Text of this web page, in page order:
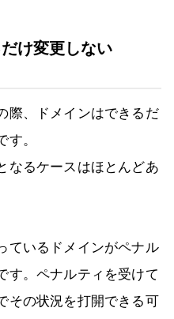
け変更しない
際、ドメインはできるだ
。
なるケースはほとんどあ
ているドメインがペナル
す。ペナルティを受けて
その状況を打開できる可